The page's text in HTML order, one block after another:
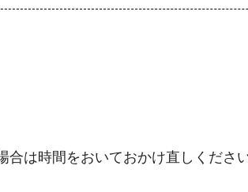
合は時間をおいておかけ直しくださ